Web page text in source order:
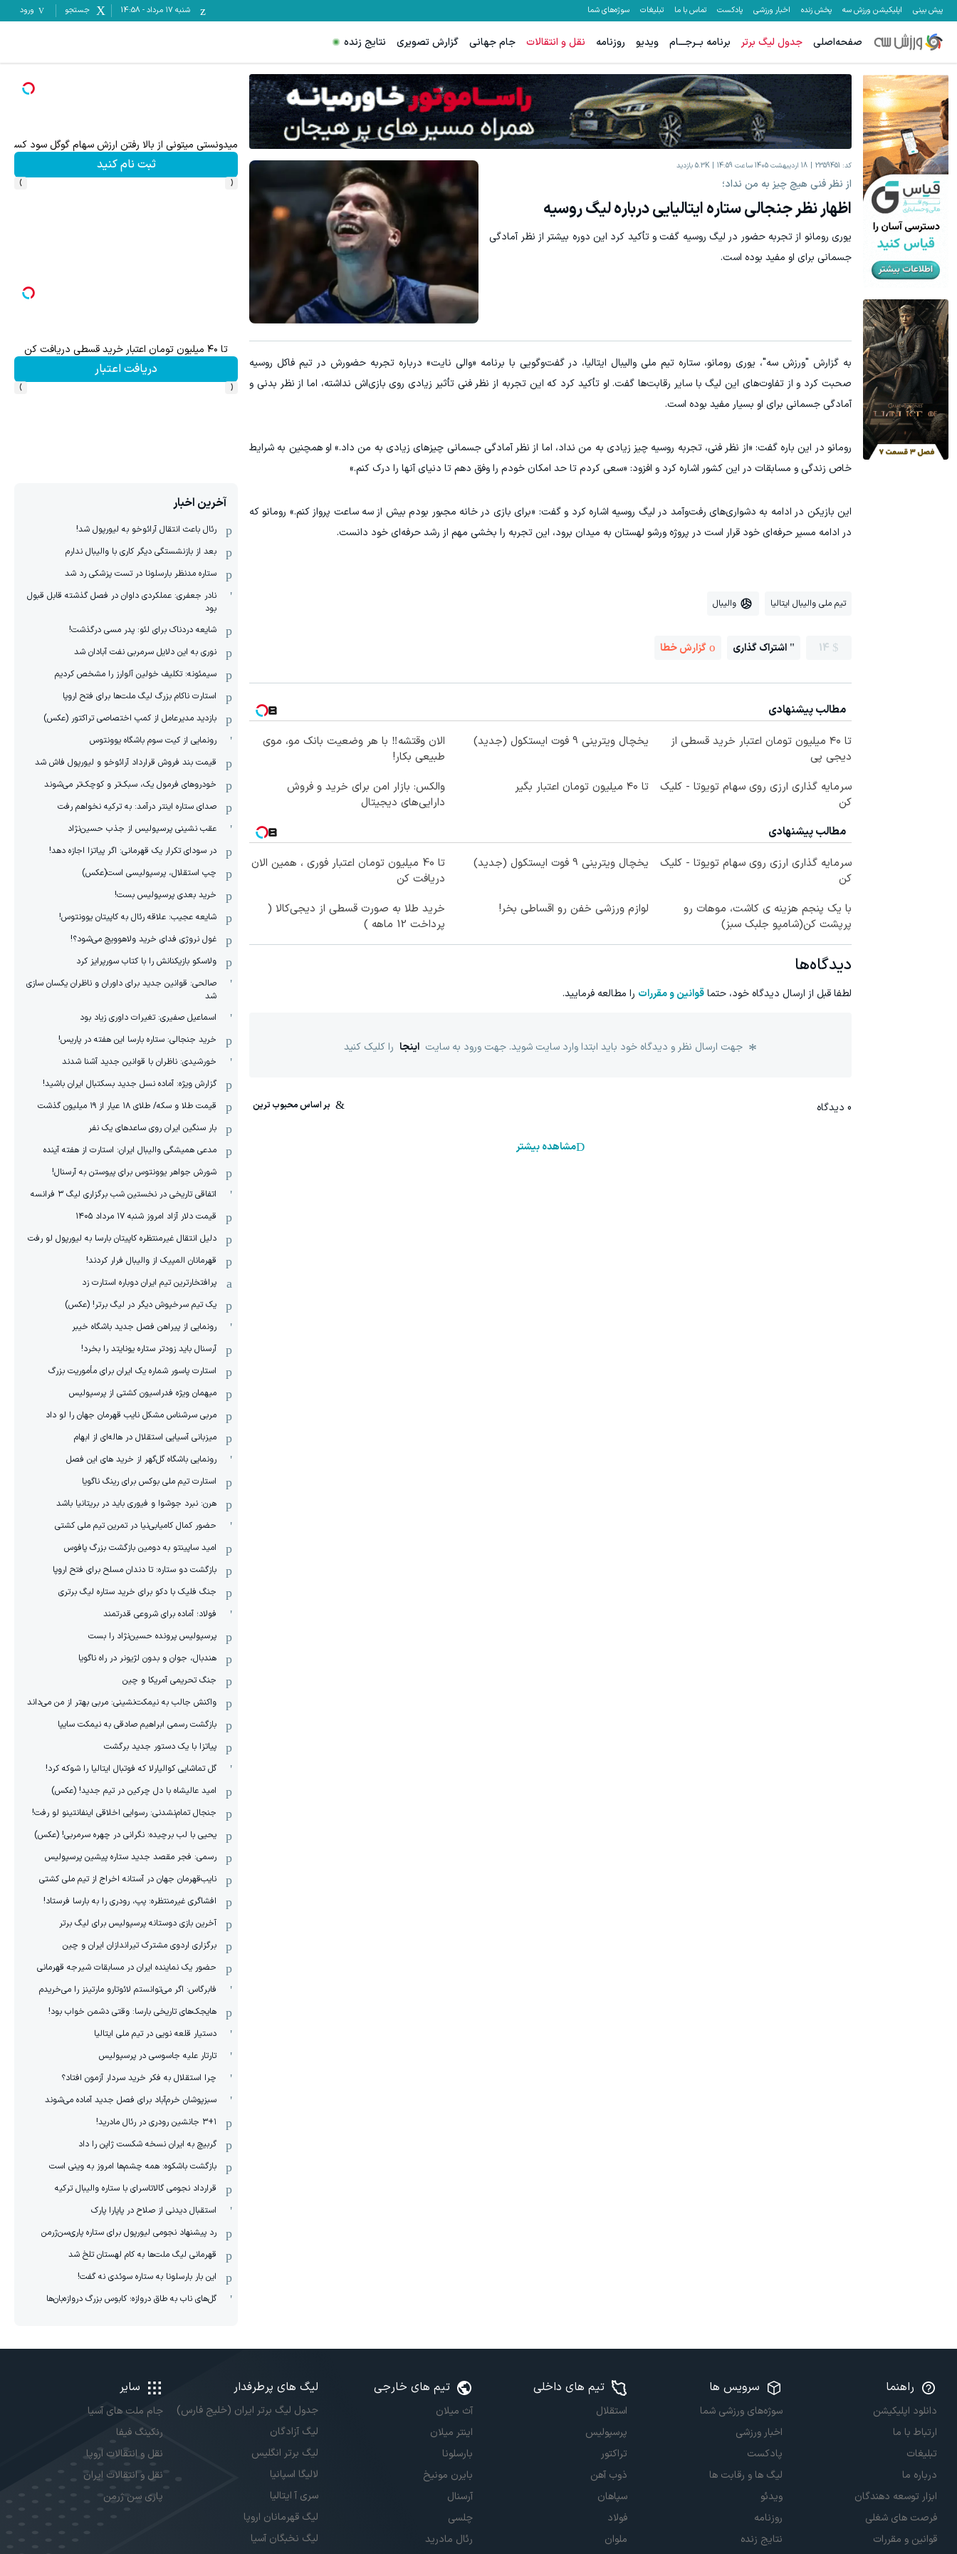
پیش بینی اپلیکیشن ورزش سه پخش زنده اخبار ورزشی پادکست تماس با ما تبلیغات سوژه‌های شما شنبه ۱۷ مرداد -
14:58 جستجو ورود
صفحه‌اصلی جدول لیگ برتر برنامه بــرجـــام ویدیو روزنامه نقل و انتقالات جام جهانی گزارش تصویری نتایج زنده
کد: 2359451 18 اردیبهشت 1405 ساعت 14:59 5.3K بازدید
از نظر فنی هیچ چیز به من نداد؛
اظهار نظر جنجالی ستاره ایتالیایی درباره لیگ روسیه
یوری رومانو از تجربه حضور در لیگ روسیه گفت و تأکید کرد این دوره بیشتر از نظر آمادگی
جسمانی برای او مفید بوده است.
به گزارش "ورزش سه"، یوری رومانو، ستاره تیم ملی والیبال ایتالیا، در گفت‌وگویی با برنامه «والی نایت» درباره تجربه حضورش در تیم فاکل روسیه
صحبت کرد و از تفاوت‌های این لیگ با سایر رقابت‌ها گفت. او تأکید کرد که این تجربه از نظر فنی تأثیر زیادی روی بازی‌اش نداشته، اما از نظر بدنی و
آمادگی جسمانی برای او بسیار مفید بوده است.
رومانو در این باره گفت: «از نظر فنی، تجربه روسیه چیز زیادی به من نداد، اما از نظر آمادگی جسمانی چیزهای زیادی به من داد.» او همچنین به شرایط
خاص زندگی و مسابقات در این کشور اشاره کرد و افزود: «سعی کردم تا حد امکان خودم را وفق دهم تا دنیای آنها را درک کنم.»
این بازیکن در ادامه به دشواری‌های رفت‌وآمد در لیگ روسیه اشاره کرد و گفت: «برای بازی در خانه مجبور بودم بیش از سه ساعت پرواز کنم.» رومانو که
در ادامه مسیر حرفه‌ای خود قرار است در پروژه ورشو لهستان به میدان برود، این تجربه را بخشی مهم از رشد حرفه‌ای خود دانست.
تیم ملی والیبال ایتالیا والیبال
14 اشتراک گذاری گزارش خطا
مطالب پیشنهادی
تا ۴۰ میلیون تومان اعتبار خرید قسطی از
دیجی پی
یخچال ویترینی 9 فوت ایستکول (جدید)
الان وقتشه‼️ با هر وضعیت بانک مو، موی
طبیعی بکار!
سرمایه گذاری ارزی روی سهام تویوتا - کلیک
کن
تا ۴۰ میلیون تومان اعتبار بگیر
والکس: بازار امن برای خرید و فروش
دارایی‌های دیجیتال
مطالب پیشنهادی
سرمایه گذاری ارزی روی سهام تویوتا - کلیک
کن
یخچال ویترینی 9 فوت ایستکول (جدید)
تا 40 میلیون تومان اعتبار فوری ، همین الان
دریافت کن
با یک پنجم هزینه ی کاشت، موهات رو
پرپشت کن(شامپو جلبک سبز)
لوازم ورزشی خفن رو اقساطی بخر!
خرید طلا به صورت قسطی از دیجی‌کالا (
پرداخت 12 ماهه )
دیدگاه‌ها
لطفا قبل از ارسال دیدگاه خود، حتماقوانین و مقررات را مطالعه فرمایید.
جهت ارسال نظر و دیدگاه خود باید ابتدا وارد سایت شوید. جهت ورود به سایت اینجا را کلیک کنید
0 دیدگاه
مشاهده بیشتر
Image failed to loadیخچال ویترینی 9 فوت ایستکول (جدید)
کلیک کن!
Image failed to load تا ۴۰ میلیون تومان اعتبار خرید قسطی از دیجی پی Image failed to load ترید EURUSD با اسپرد از صفر پیپ
ثبت نام کنید
Image failed to load
میدونستی میتونی از بالا رفتن ارزش سهام گوگل سود کسب
ثبت نام کنید
‹
›
Image failed to loadیخچال ویترینی 9 فوت ایستکول (جدید)
کلیک کن!
Image failed to load
ثبت نام کنید
Image failed to load
ثبت نام کنید
Image failed to load تا ۴۰ میلیون تومان اعتبار خرید قسطی دریافت کن
دریافت اعتبار
‹
›
آخرین اخبار
رئال باعث انتقال آرائوخو به لیورپول شد!
بعد از بازنشستگی دیگر کاری با والیبال ندارم
ستاره مدنظر بارسلونا در تست پزشکی رد شد
نادر جعفری: عملکردی داوان در فصل گذشته قابل قبول
بود
شایعه دردناک برای لئو: پدر مسی درگذشت!
نوری به این دلایل سرمربی نفت آبادان شد
سیمئونه: تکلیف خولین آلوارز را مشخص کردیم
استارت ناکام بزرگ لیگ ملت‌ها برای فتح اروپا
بازدید مدیرعامل از کمپ اختصاصی تراکتور (عکس)
رونمایی از کیت سوم باشگاه یوونتوس
قیمت بند فروش قرارداد آرائوخو و لیورپول فاش شد
خودروهای فرمول یک، سبک‌تر و کوچک‌تر می‌شوند
صدای ستاره اینتر درآمد: به ترکیه نخواهم رفت
عقب نشینی پرسپولیس از جذب حسین‌نژاد
در سودای تکرار یک قهرمانی: اگر پیاتزا اجازه دهد!
چپ استقلال، پرسپولیسی است(عکس)
خرید بعدی پرسپولیس بست!
شایعه عجیب: علاقه رئال به کاپیتان یوونتوس!
غول نروژی فدای خرید ولاهوویچ می‌شود؟!
ولاسکو بازیکنانش را با کتاب سورپرایز کرد
صالحی: قوانین جدید برای داوران و ناظران یکسان سازی
شد
اسماعیل صفیری: تغیرات داوری زیاد بود
خرید جنجالی: ستاره بارسا این هفته در پاریس!
خورشیدی: ناظران با قوانین جدید آشنا شدند
گزارش ویژه‌: آماده نسل جدید بسکتبال ایران باشید!
قیمت طلا و سکه/ طلای ۱۸ عیار از ۱۹ میلیون گذشت
بار سنگین ایران روی ساعدهای یک نفر
مدعی همیشگی والیبال ایران: استارت از هفته آینده
شورش جواهر یوونتوس برای پیوستن به آرسنال!
اتفاقی تاریخی در نخستین شب برگزاری لیگ ۳ فرانسه
قیمت دلار آزاد امروز شنبه ۱۷ مرداد ۱۴۰۵
دلیل انتقال غیرمنتظره کاپیتان بارسا به لیورپول لو رفت
قهرمانان المپیک از والیبال فرار کردند!
پرافتخارترین تیم ایران دوباره استارت زد
یک تیم سرخپوش دیگر در لیگ برتر! (عکس)
رونمایی از پیراهن فصل جدید باشگاه خیبر
آرسنال باید زودتر ستاره یونایتد را بخرد!
استارت پاسور شماره یک ایران برای مأموریت بزرگ
میهمان ویژه فدراسیون کشتی از پرسپولیس
مربی سرشناس مشکل نایب قهرمان جهان را لو داد
میزبانی آسیایی استقلال در هاله‌ای از ابهام
رونمایی باشگاه گل‌گهر از خرید های این فصل
استارت تیم ملی بوکس برای رینگ ناگویا
هرن: نبرد جوشوا و فیوری باید در بریتانیا باشد
حضور کمال کامیابی‌نیا در تمرین تیم ملی کشتی
امید ساپینتو به دومین بازگشت بزرگ پافوس
بازگشت دو ستاره: تا دندان مسلح برای فتح اروپا
جنگ فلیک با دکو برای خرید ستاره لیگ برتری
فولاد؛ آماده برای شروعی قدرتمند
پرسپولیس پرونده حسین‌نژاد را بست
هندبال، جوان و بدون لژیونر در راه ناگویا
جنگ تحریمی آمریکا و چین
واکنش جالب به نیمکت‌نشینی: مربی بهتر از من می‌داند
بازگشت رسمی ابراهیم صادقی به نیمکت سایپا
پیاتزا با یک دستور جدید برگشت
گل تماشایی کوالیارلا که فوتبال ایتالیا را شوکه کرد!
امید عالیشاه با دل چرکین در تیم جدید! (عکس)
جنجال تمام‌نشدنی:‌ رسوایی اخلاقی اینفانتینو لو رفت!
یحیی با لب برچیده: نگرانی در چهره سرمربی! (عکس)
رسمی: فجر مقصد جدید ستاره پیشین پرسپولیس
نایب‌قهرمان جهان در آستانه اخراج از تیم ملی کشتی
افشاگری غیرمنتظره: پپ، رودری را به بارسا فرستاد!
آخرین بازی دوستانه پرسپولیس برای لیگ برتر
برگزاری اردوی مشترک تیراندازان ایران و چین
حضور یک نماینده ایران در مسابقات شیرجه قهرمانی
فابرگاس: اگر می‌توانستم لائوتارو مارتینز را می‌خریدم
هایجک‌های تاریخی بارسا: وقتی دشمن خواب بود!
دستیار قلعه نویی در تیم ملی ایتالیا
تارتار علیه جاسوسی در پرسپولیس
چرا استقلال به فکر خرید سردار آزمون افتاد؟
سبزپوشان خرم‌آباد برای فصل جدید آماده می‌شوند
۳+۱ جانشین رودری در رئال مادرید!
گربیچ به ایران نسخه شکست ژاپن را داد
بازگشت باشکوه: همه چشم‌ها امروز به وینی است
قرارداد نجومی گالاتاسرای با ستاره والیبال ترکیه
استقبال دیدنی از صلاح در پاپارا پارک
رد پیشنهاد نجومی لیورپول برای ستاره پاری‌سن‌ژرمن
قهرمانی لیگ ملت‌ها به کام لهستان تلخ شد
این بار بارسلونا به ستاره سوئدی نه گفت!
گل‌های ناب به طاق دروازه؛ کابوس بزرگ دروازه‌بان‌ها
راهنما
دانلود اپلیکیشن
ارتباط با ما
تبلیغات
درباره ما
ابزار توسعه دهندگان
فرصت های شغلی
قوانین و مقررات
سرویس ها
سوژه‌های ورزشی شما
اخبار ورزشی
پادکست
لیگ ها و رقابت ها
ویدئو
روزنامه
نتایج زنده
تیم های داخلی
استقلال
پرسپولیس
تراکتور
ذوب آهن
سپاهان
فولاد
ملوان
تیم های خارجی
آث میلان
اینتر میلان
بارسلونا
بایرن مونیخ
آرسنال
چلسی
رئال مادرید
لیگ های پرطرفدار
جدول لیگ برتر ایران (خلیج فارس)
لیگ آزادگان
لیگ برتر انگلیس
لالیگا اسپانیا
سری آ ایتالیا
لیگ قهرمانان اروپا
لیگ نخبگان آسیا
سایر
جام ملت های آسیا
رنکینگ فیفا
نقل و انتقالات اروپا
نقل و انتقالات ایران
پاری سن ژرمن